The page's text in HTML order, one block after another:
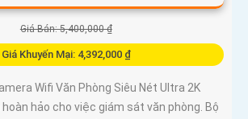
Giá Bán: 5,400,000 ₫
Giá Khuyến Mại: 4,392,000 ₫
Wifi Văn Phòng Siêu Nét Ultra 2K
hoàn hảo cho việc giám sát văn phòng. Bộ